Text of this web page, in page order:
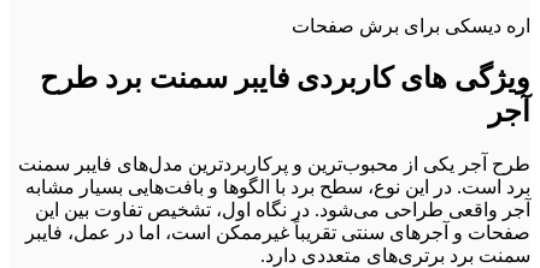
اره دیسکی برای برش صفحات
ویژگی‌ های کاربردی فایبر سمنت برد طرح
آجر
طرح آجر یکی از محبوب‌ترین و پرکاربردترین مدل‌های فایبر سمنت
برد است. در این نوع، سطح برد با الگوها و بافت‌هایی بسیار مشابه
آجر واقعی طراحی می‌شود. در نگاه اول، تشخیص تفاوت بین این
صفحات و آجرهای سنتی تقریباً غیرممکن است، اما در عمل، فایبر
سمنت برد برتری‌های متعددی دارد.